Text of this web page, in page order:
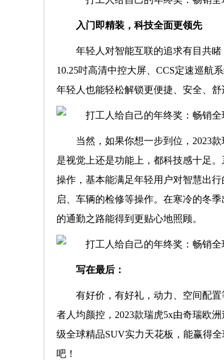
入门即精装，科技全面更领先
年轻人对智能互联的追求有目共
10.25吋高清中控大屏、CCS定速巡航
年轻人也能轻松解锁更便捷、安全、舒
当然，如果你想一步到位，2023
是视觉上还是功能上，都科技感十足
操作，基本能满足年轻用户对智慧出
启、车辆的检修等操作。在寒冷的冬
的通勤之路能得到更贴心地照顾。
写在最后：
有好价，有好礼，动力、空间配
者人均颜控，2023款瑞虎5x由奇瑞欧
级全球精品SUV实力天花板，能赢得
吧！